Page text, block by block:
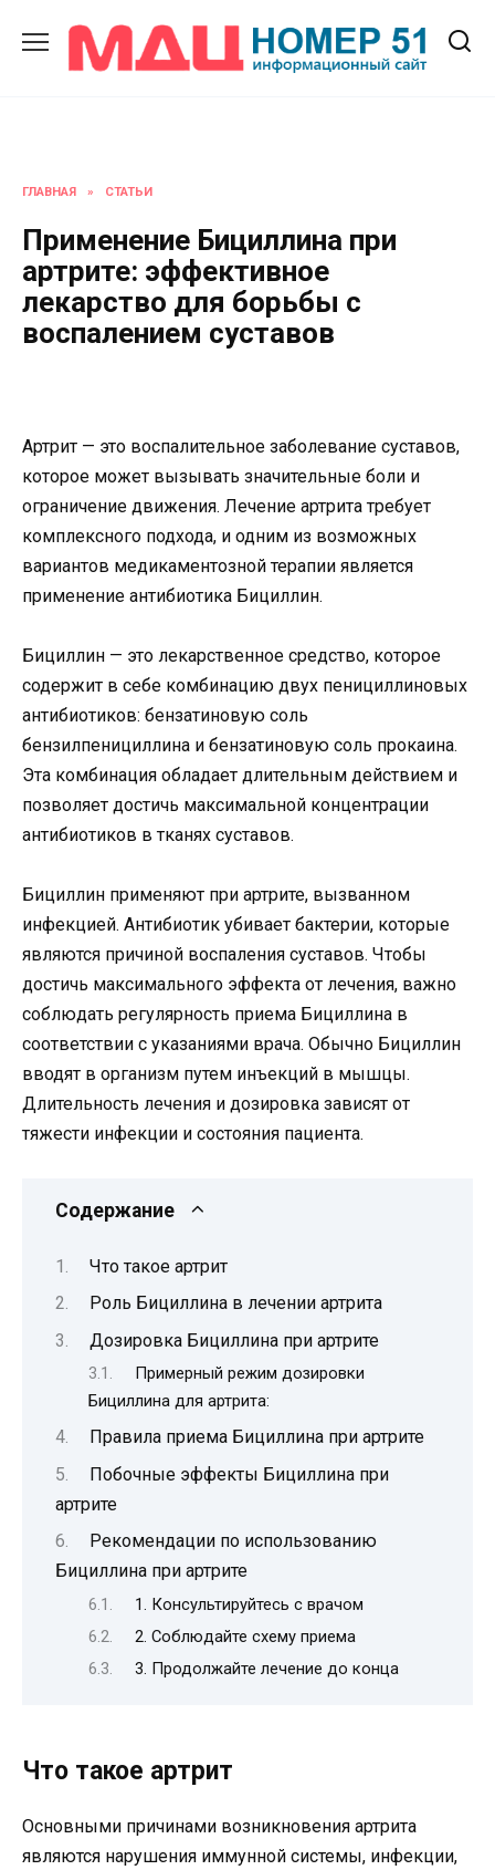
содержанию
ГЛАВНАЯ » СТАТЬИ
Применение Бициллина при
артрите: эффективное
лекарство для борьбы с
воспалением суставов
Артрит — это воспалительное заболевание суставов,
которое может вызывать значительные боли и
ограничение движения. Лечение артрита требует
комплексного подхода, и одним из возможных
вариантов медикаментозной терапии является
применение антибиотика Бициллин.
Бициллин — это лекарственное средство, которое
содержит в себе комбинацию двух пенициллиновых
антибиотиков: бензатиновую соль
бензилпенициллина и бензатиновую соль прокаина.
Эта комбинация обладает длительным действием и
позволяет достичь максимальной концентрации
антибиотиков в тканях суставов.
Бициллин применяют при артрите, вызванном
инфекцией. Антибиотик убивает бактерии, которые
являются причиной воспаления суставов. Чтобы
достичь максимального эффекта от лечения, важно
соблюдать регулярность приема Бициллина в
соответствии с указаниями врача. Обычно Бициллин
вводят в организм путем инъекций в мышцы.
Длительность лечения и дозировка зависят от
тяжести инфекции и состояния пациента.
Содержание
Что такое артрит
Роль Бициллина в лечении артрита
Дозировка Бициллина при артрите
Примерный режим дозировки
Бициллина для артрита:
Правила приема Бициллина при артрите
Побочные эффекты Бициллина при
артрите
Рекомендации по использованию
Бициллина при артрите
1. Консультируйтесь с врачом
2. Соблюдайте схему приема
3. Продолжайте лечение до конца
Что такое артрит
Основными причинами возникновения артрита
являются нарушения иммунной системы, инфекции,